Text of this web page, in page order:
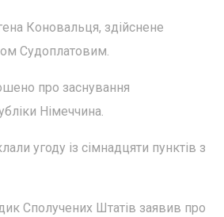
Коновальця, здійснене
Судоплатовим.
про заснування
Німеччина.
угоду із сімнадцяти пунктів з
Сполучених Штатів заявив про